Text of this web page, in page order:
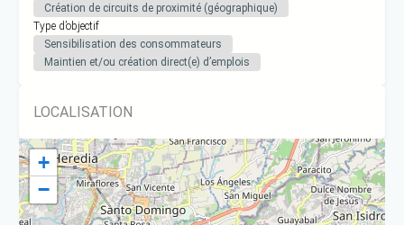
Création de circuits de proximité (géographique)
Type d’objectif
Sensibilisation des consommateurs
Maintien et/ou création direct(e) d’emplois
LOCALISATION
+
−